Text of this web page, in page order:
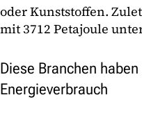
oder Kunststoffen.
mit 3712 Petajoule
Diese Branchen
Energieverbrauch